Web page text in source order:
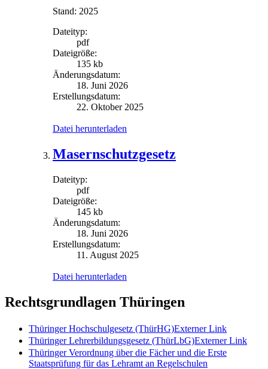
Stand: 2025
Dateityp:
pdf
Dateigröße:
135 kb
Änderungsdatum:
18. Juni 2026
Erstellungsdatum:
22. Oktober 2025
Datei herunterladen
Masernschutzgesetz
Dateityp:
pdf
Dateigröße:
145 kb
Änderungsdatum:
18. Juni 2026
Erstellungsdatum:
11. August 2025
Datei herunterladen
Rechtsgrundlagen Thüringen
Thüringer Hochschulgesetz (ThürHG)Externer Link
Thüringer Lehrerbildungsgesetz (ThürLbG)Externer Link
Thüringer Verordnung über die Fächer und die Erste
Staatsprüfung für das Lehramt an Regelschulen